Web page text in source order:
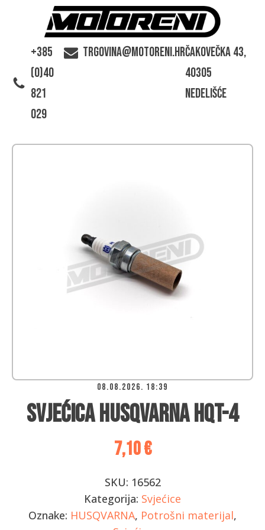
+385
(0)40
821
029
trgovina@motoreni.hrČakovečka 43,
40305
Nedelišće
08.08.2026. 18:39
Svjećica Husqvarna HQT-4
7,10€
SKU: 16562
Kategorija: Svjećice
Oznake: HUSQVARNA, Potrošni materijal,